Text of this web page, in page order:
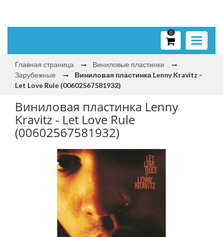
Toggle
0
Главная страница
Виниловые пластинки
Зарубежные
Виниловая пластинка Lenny Kravitz -
Let Love Rule (00602567581932)
Виниловая пластинка Lenny
Kravitz - Let Love Rule
(00602567581932)